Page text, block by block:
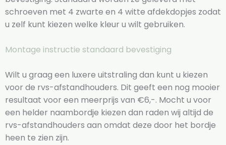
schroeven met 4 zwarte en 4 witte afdekdopjes zodat
u zelf kunt kiezen welke kleur u wilt gebruiken.
Montage instructie standaard bevestiging
Wilt u graag een luxere uitstraling dan kunt u kiezen
voor de rvs-afstandhouders. Dit geeft een nog mooier
resultaat voor een meerprijs van €6,-. Mocht u voor
een helder naambordje kiezen dan raden wij altijd de
rvs-afstandhouders aan omdat deze door het bordje
heen te zien zijn.